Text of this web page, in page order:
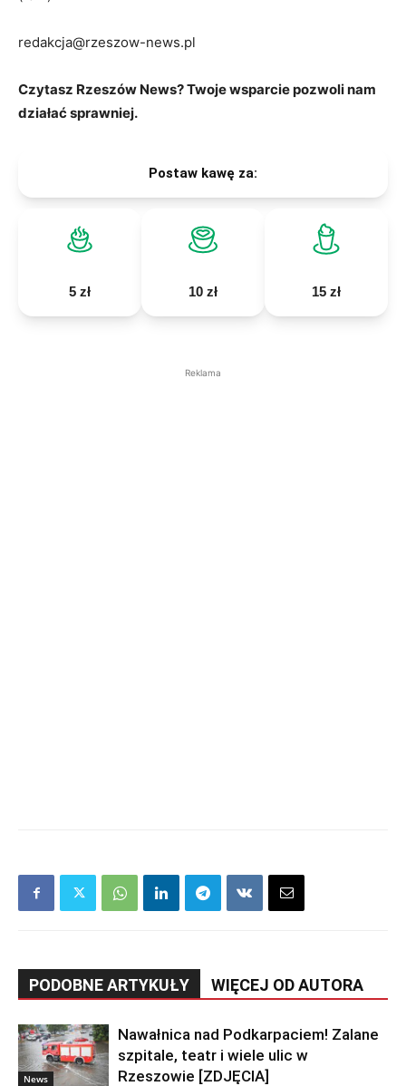
redakcja@rzeszow-news.pl
Czytasz Rzeszów News? Twoje wsparcie pozwoli nam
działać sprawniej.
Postaw kawę za:
5 zł 10 zł 15 zł
Reklama
PODOBNE ARTYKUŁY WIĘCEJ OD AUTORA
News
Nawałnica nad Podkarpaciem! Zalane
szpitale, teatr i wiele ulic w
Rzeszowie [ZDJĘCIA]